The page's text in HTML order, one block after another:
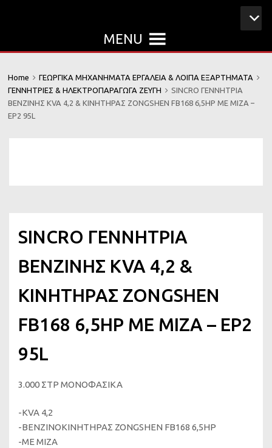
MENU
Home
ΓΕΩΡΓΙΚΑ ΜΗΧΑΝΗΜΑΤΑ ΕΡΓΑΛΕΙΑ & ΛΟΙΠΑ ΕΞΑΡΤΗΜΑΤΑ
ΓΕΝΝΗΤΡΙΕΣ & ΗΛΕΚΤΡΟΠΑΡΑΓΩΓΑ ΖΕΥΓΗ
SINCRO ΓΕΝΝΗΤΡΙΑ
ΒΕΝΖΙΝΗΣ KVA 4,2 & ΚΙΝΗΤΗΡΑΣ ZONGSHEN FB168 6,5HP ΜΕ ΜΙΖΑ –
EP2 95L
SINCRO ΓΕΝΝΗΤΡΙΑ
ΒΕΝΖΙΝΗΣ KVA 4,2 &
ΚΙΝΗΤΗΡΑΣ ZONGSHEN
FB168 6,5HP ΜΕ ΜΙΖΑ – EP2
95L
3.000 ΣΤΡ ΜΟΝΟΦΑΣΙΚΑ
-KVA 4,2
-ΒΕΝΖΙΝΟΚΙΝΗΤΗΡΑΣ ZONGSHEN FB168 6,5HP
-ΜΕ ΜΙΖΑ